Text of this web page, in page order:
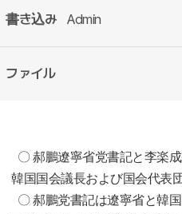
書き込み Admin
ファイル
〇 郝鵬遼寧省党書記と李楽成
韓国国会議長および国会代表
〇 郝鵬党書記は遼寧省と韓